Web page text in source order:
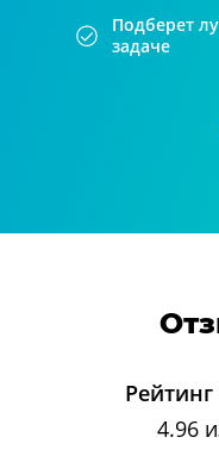
Подберет
задаче
Рейтинг
4.96